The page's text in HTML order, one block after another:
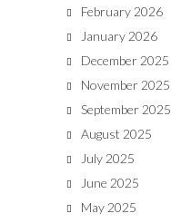
February 2026
January 2026
December 2025
November 2025
September 2025
August 2025
July 2025
June 2025
May 2025